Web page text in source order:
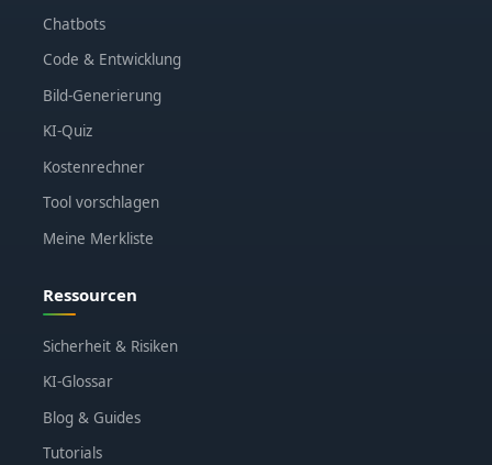
Chatbots
Code & Entwicklung
Bild-Generierung
KI-Quiz
Kostenrechner
Tool vorschlagen
Meine Merkliste
Ressourcen
Sicherheit & Risiken
KI-Glossar
Blog & Guides
Tutorials